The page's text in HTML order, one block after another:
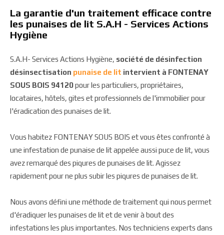
La garantie d'un traitement efficace contre
les punaises de lit S.A.H - Services Actions
Hygiène
S.A.H- Services Actions Hygiène, société de désinfection
désinsectisation punaise de lit intervient à FONTENAY
SOUS BOIS 94120pour les particuliers, propriétaires,
locataires, hôtels, gites et professionnels de l'immobilier pour
l'éradication des punaises de lit.
Vous habitez FONTENAY SOUS BOIS et vous êtes confronté à
une infestation de punaise de lit appelée aussi puce de lit, vous
avez remarqué des piqures de punaises de lit. Agissez
rapidement pour ne plus subir les piqures de punaises de lit.
Nous avons défini une méthode de traitement qui nous permet
d'éradiquer les punaises de lit et de venir à bout des
infestations les plus importantes. Nos techniciens experts dans